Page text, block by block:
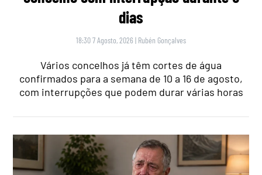
dias
18:30 7 Agosto, 2026 | Rubén Gonçalves
Vários concelhos já têm cortes de água
confirmados para a semana de 10 a 16 de agosto,
com interrupções que podem durar várias horas